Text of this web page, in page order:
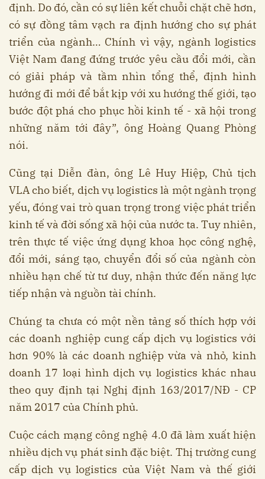
định. Do đó, cần có sự liên kết chuỗi chặt chẽ hơn,
có sự đồng tâm vạch ra định hướng cho sự phát
triển của ngành… Chính vì vậy, ngành logistics
Việt Nam đang đứng trước yêu cầu đổi mới, cần
có giải pháp và tầm nhìn tổng thể, định hình
hướng đi mới để bắt kịp với xu hướng thế giới, tạo
bước đột phá cho phục hồi kinh tế - xã hội trong
những năm tới đây”, ông Hoàng Quang Phòng
nói.
Cũng tại Diễn đàn, ông Lê Huy Hiệp, Chủ tịch
VLA cho biết, dịch vụ logistics là một ngành trọng
yếu, đóng vai trò quan trọng trong việc phát triển
kinh tế và đời sống xã hội của nước ta. Tuy nhiên,
trên thực tế việc ứng dụng khoa học công nghệ,
đổi mới, sáng tạo, chuyển đổi số của ngành còn
nhiều hạn chế từ tư duy, nhận thức đến năng lực
tiếp nhận và nguồn tài chính.
Chúng ta chưa có một nền tảng số thích hợp với
các doanh nghiệp cung cấp dịch vụ logistics với
hơn 90% là các doanh nghiệp vừa và nhỏ, kinh
doanh 17 loại hình dịch vụ logistics khác nhau
theo quy định tại Nghị định 163/2017/NĐ - CP
năm 2017 của Chính phủ.
Cuộc cách mạng công nghệ 4.0 đã làm xuất hiện
nhiều dịch vụ phát sinh đặc biệt. Thị trường cung
cấp dịch vụ logistics của Việt Nam và thế giới